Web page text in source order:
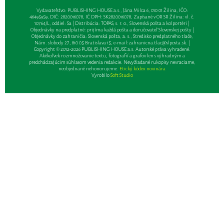
Vydavateľsťvo: PUBLISHING HOUSE a.s., Jána Milca 6, 010 01 Žilina, IČO:
46495959, DIČ: 2820016078, IČ DPH: SK2820016078, Zapísané v OR SR Žilina: vl. č.
10764/L, oddiel: Sa | Distribúcia: TOPAS, s. r. o., Slovenská pošta a kolportéri |
Objednávky na predplatné: prijíma každá pošta a doručovateľ Slovenskej pošty |
Objednávky do zahraničia: Slovenská pošta, a. s., Stredisko predplatného tlače,
Nám. slobody 27, 810 05 Bratislava 15, e-mail:zahranicna.tlac@slposta.sk. |
Copyright © 2012-2026 PUBLISHING HOUSE a.s. Autorské práva vyhradené.
Akékoľvek rozmnožovanie textu, fotografií a grafov len s výhradným a
predchádzajúcim súhlasom vedenia redakcie. Nevyžiadané rukopisy nevraciame,
neobjednané nehonorujeme. Etický kódex novinára
VyrobiloSoft Studio